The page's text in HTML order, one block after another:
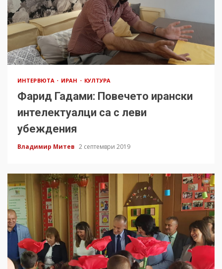
ИНТЕРВЮТА ИРАН КУЛТУРА
Фарид Гадами: Повечето ирански
интелектуалци са с леви
убеждения
Владимир Митев 2 септември 2019